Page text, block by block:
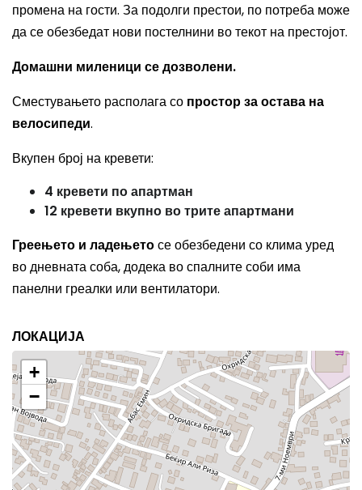
промена на гости. За подолги престои, по потреба може
да се обезбедат нови постелнини во текот на престојот.
Домашни миленици се дозволени.
Сместувањето располага со простор за остава на
велосипеди.
Вкупен број на кревети:
4 кревети по апартман
12 кревети вкупно во трите апартмани
Греењето и ладењетосе обезбедени со клима уред
во дневната соба, додека во спалните соби има
панелни греалки или вентилатори.
ЛОКАЦИЈА
+
−